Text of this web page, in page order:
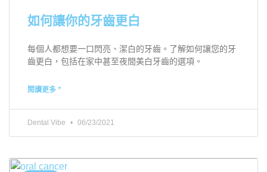
如何讓你的牙齒更白
每個人都想要一口閃亮、潔白的牙齒。了解如何讓您的牙
齒更白，包括在家中甚至夜間美白牙齒的選項。
閱讀更多 ”
Dental Vibe 06/23/2021